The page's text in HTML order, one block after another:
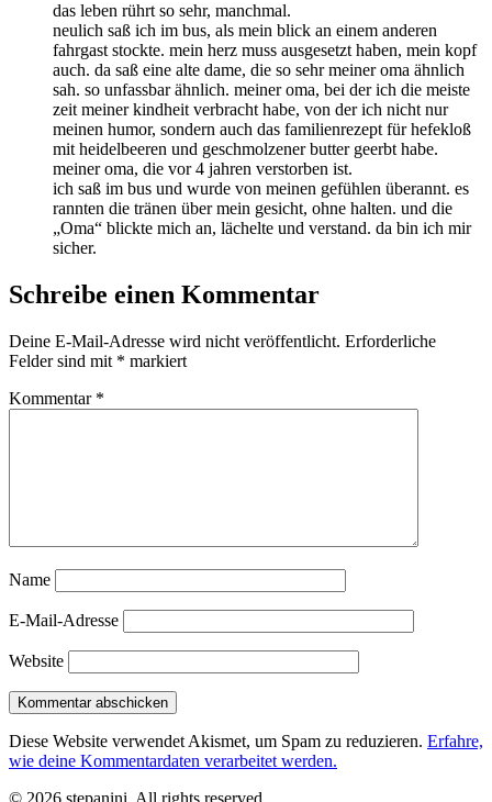
das leben rührt so sehr, manchmal.
neulich saß ich im bus, als mein blick an einem anderen
fahrgast stockte. mein herz muss ausgesetzt haben, mein kopf
auch. da saß eine alte dame, die so sehr meiner oma ähnlich
sah. so unfassbar ähnlich. meiner oma, bei der ich die meiste
zeit meiner kindheit verbracht habe, von der ich nicht nur
meinen humor, sondern auch das familienrezept für hefekloß
mit heidelbeeren und geschmolzener butter geerbt habe.
meiner oma, die vor 4 jahren verstorben ist.
ich saß im bus und wurde von meinen gefühlen überannt. es
rannten die tränen über mein gesicht, ohne halten. und die
„Oma“ blickte mich an, lächelte und verstand. da bin ich mir
sicher.
Schreibe einen Kommentar
Deine E-Mail-Adresse wird nicht veröffentlicht. Erforderliche
Felder sind mit * markiert
Kommentar *
Name
E-Mail-Adresse
Website
Diese Website verwendet Akismet, um Spam zu reduzieren. Erfahre,
wie deine Kommentardaten verarbeitet werden.